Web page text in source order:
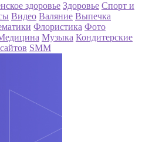
здоровье Здоровье Спорт и
Видео Валяние Выпечка
Флористика Фото
Музыка Кондитерские
SMM